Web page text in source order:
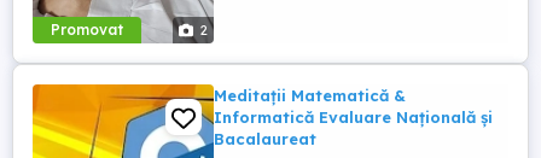
Promovat 2
Meditații Matematică &
Informatică Evaluare Națională și
Bacalaureat